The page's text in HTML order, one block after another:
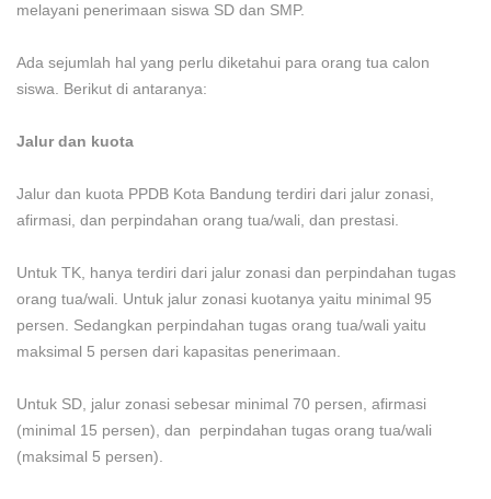
melayani penerimaan siswa SD dan SMP.
Ada sejumlah hal yang perlu diketahui para orang tua calon
siswa. Berikut di antaranya:
Jalur dan kuota
Jalur dan kuota PPDB Kota Bandung terdiri dari jalur zonasi,
afirmasi, dan perpindahan orang tua/wali, dan prestasi.
Untuk TK, hanya terdiri dari jalur zonasi dan perpindahan tugas
orang tua/wali. Untuk jalur zonasi kuotanya yaitu minimal 95
persen. Sedangkan perpindahan tugas orang tua/wali yaitu
maksimal 5 persen dari kapasitas penerimaan.
Untuk SD, jalur zonasi sebesar minimal 70 persen, afirmasi
(minimal 15 persen), dan perpindahan tugas orang tua/wali
(maksimal 5 persen).